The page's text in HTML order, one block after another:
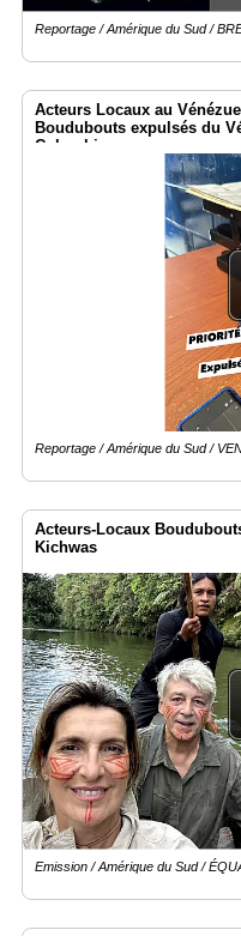
Reportage / Amérique du Sud /
Acteurs Locaux au
Boudubouts expulsés du
Colombie
Reportage / Amérique du Sud /
Acteurs-Locaux
Kichwas
Emission / Amérique du Sud /